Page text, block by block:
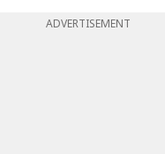
ADVERTISEMENT